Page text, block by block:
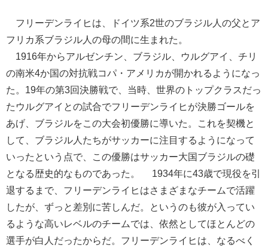
フリーデンライヒは、ドイツ系2世のブラジル人の父とア
フリカ系ブラジル人の母の間に生まれた。
1916年からアルゼンチン、ブラジル、ウルグアイ、チリ
の南米4か国の対抗戦コパ・アメリカが開かれるようになっ
た。19年の第3回決勝戦で、当時、世界のトップクラスだっ
たウルグアイとの試合でフリーデンライヒが決勝ゴールを
あげ、ブラジルをこの大会初優勝に導いた。これを契機と
して、ブラジル人たちがサッカーに注目するようになって
いったという点で、この優勝はサッカー大国ブラジルの礎
となる歴史的なものであった。 1934年に43歳で現役を引
退するまで、フリーデンライヒはさまざまなチームで活躍
したが、ずっと差別に苦しんだ。というのも彼が入ってい
るような高いレベルのチームでは、依然としてほとんどの
選手が白人だったからだ。フリーデンライヒは、なるべく